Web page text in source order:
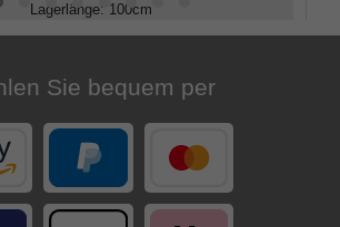
Lagerlänge: 100cm
Sie bequem per